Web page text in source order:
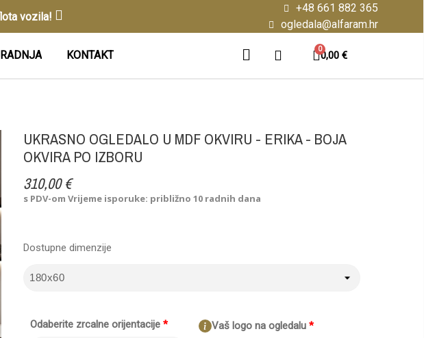
vozila!
+48 661 882 365
ogledala@alfaram.hr
KONTAKT 0,00 €
UKRASNO OGLEDALO U MDF OKVIRU - ERIKA - BOJA
OKVIRA PO IZBORU
310,00 €
s PDV-omVrijeme isporuke: približno 10 radnih dana
*
Odaberite zrcalne orijentacije *
Vaš logo na ogledalu
Dostupne dimenzije